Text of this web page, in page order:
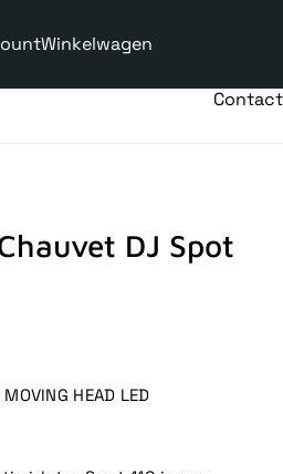
Winkelwagen
Contact
DJ Spot
HEAD LED